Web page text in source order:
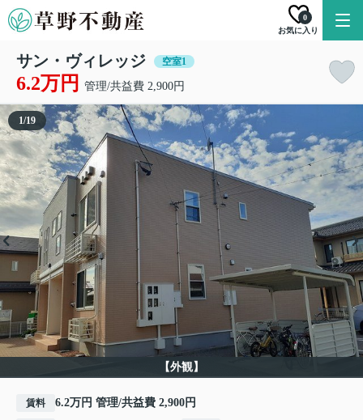
お気に入り
0
サン・ヴィレッジ 空室1
6.2万円 管理/共益費 2,900円
【外観】
1/19
賃料 6.2万円 管理/共益費 2,900円